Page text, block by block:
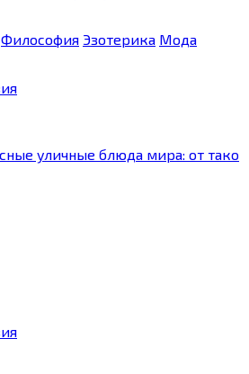
Философия Эзотерика Мода
уличные блюда мира: от тако